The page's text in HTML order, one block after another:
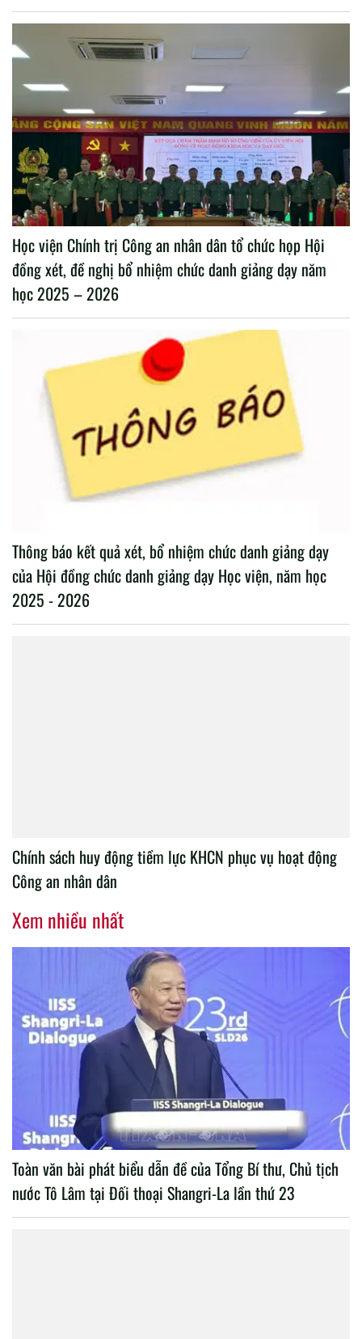
Học viện Chính trị Công an nhân dân tổ chức họp Hội
đồng xét, đề nghị bổ nhiệm chức danh giảng dạy năm
học 2025 – 2026
Thông báo kết quả xét, bổ nhiệm chức danh giảng dạy
của Hội đồng chức danh giảng dạy Học viện, năm học
2025 - 2026
Chính sách huy động tiềm lực KHCN phục vụ hoạt động
Công an nhân dân
Xem nhiều nhất
Toàn văn bài phát biểu dẫn đề của Tổng Bí thư, Chủ tịch
nước Tô Lâm tại Đối thoại Shangri-La lần thứ 23